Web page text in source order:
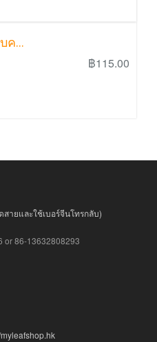
ค...
฿115.00
ายและใช้เบอร์จีนโทรกลับ)
86-13632808293